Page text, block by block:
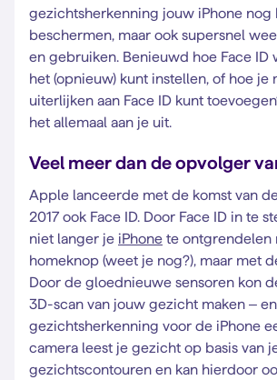
gezichtsherkenning jouw iPhone nog
beschermen, maar ook supersnel
en gebruiken. Benieuwd hoe Face ID
het (opnieuw) kunt instellen, of hoe je
uiterlijken aan Face ID kunt
het allemaal aan je uit.
Veel meer dan de opvolger
Apple lanceerde met de komst van
2017 ook Face ID. Door Face ID in te
niet langer je iPhone te ontgrendelen
homeknop (weet je nog?), maar met
Door de gloednieuwe sensoren kon
3D-scan van jouw gezicht maken –
gezichtsherkenning voor de iPhone
camera leest je gezicht op basis van
gezichtscontouren en kan hierdoor